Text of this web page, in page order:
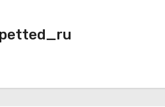
petted_ru